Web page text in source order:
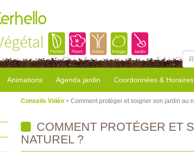
Animations Agenda jardin Coordonnées & Horaires
Conseils Vidéo > Comment protéger et soigner son jardin au
COMMENT PROTÉGER ET
NATUREL ?